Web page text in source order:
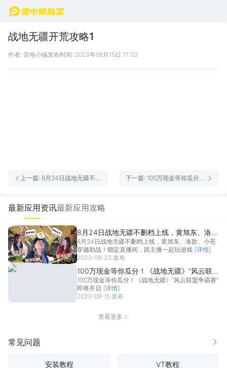
首页
战地无疆开荒攻略1
作者: 雷电小编发布时间: 2023年08月15日 17:32
上一篇: 8月24日战地无疆不删
播一起玩游戏
下一篇: 100万现金等你瓜分！
最新应用资讯最新应用攻略
8月24日战地无疆不删档上线，黄旭东、洛
歆、小苍穿越助战！锁定直播间，跟主播一起
玩游戏
8月24日战地无疆不删档上线，黄旭东、洛歆、小苍
穿越助战！锁定直播间，跟主播一起玩游戏 [详情]
2023-08-23 发布
100万现金等你瓜分！《战地无疆》“风云联
盟争霸赛”即将开启
100万现金等你瓜分！《战地无疆》“风云联盟争霸赛”
即将开启 [详情]
2023-08-15 发布
查看更多
常见问题 更多
安装教程 VT教程